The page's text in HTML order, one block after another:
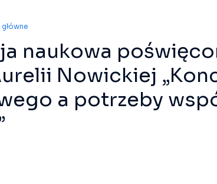
naukowa
Nowickiej
a potrzeby